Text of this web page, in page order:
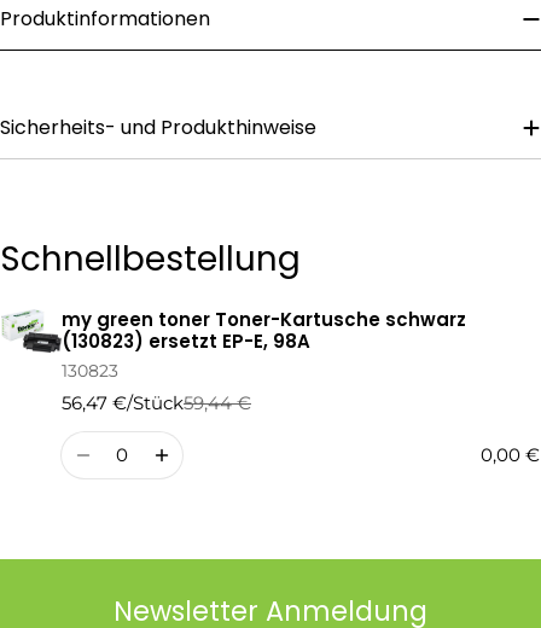
Telefonnummer
Ihre
Produktinformationen
Sicherheits- und Produkthinweise
Schnellbestellung
Ihr
Warenkorb
my green toner Toner-Kartusche schwarz
(130823) ersetzt EP-E, 98A
130823
56,47 €/Stück
Regulärer
Preis
59,44 €
Verkaufspreis
Menge
0,00 €
Newsletter Anmeldung